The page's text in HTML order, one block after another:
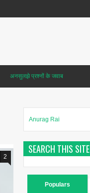
अनसुलझे प्रश्नों के जवाब
2
Anurag Rai
SEARCH THIS SITE
Populars